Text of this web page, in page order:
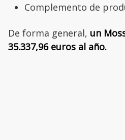
Complemento de
De forma general, un
35.337,96 euros al año.